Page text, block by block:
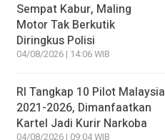
Sempat Kabur, Maling
Motor Tak Berkutik
Diringkus Polisi
04/08/2026 | 14:06 WIB
RI Tangkap 10 Pilot Malaysia
2021-2026, Dimanfaatkan
Kartel Jadi Kurir Narkoba
04/08/2026 | 09:04 WIB